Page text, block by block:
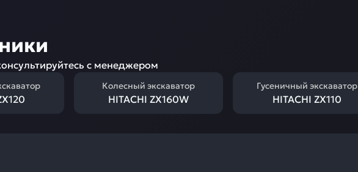
с менеджером
Колесный экскаватор
HITACHI ZX160W
Гусеничный экскаватор
HITACHI ZX110